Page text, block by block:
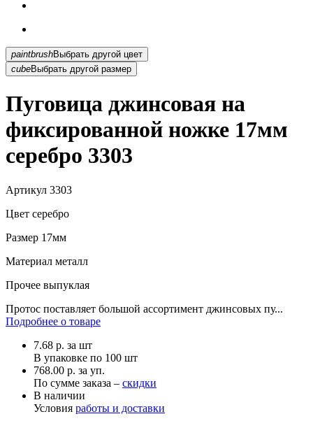
paintbrush
Выбрать другой цвет
cubeВыбрать другой размер
Пуговица джинсовая на
фиксированной ножке 17мм
серебро 3303
Артикул 3303
Цвет серебро
Размер 17мм
Материал металл
Прочее выпуклая
Протос поставляет большой ассортимент джинсовых пу...
Подробнее о товаре
7.68 р. за шт
В упаковке по 100 шт
768.00 р. за уп.
По сумме заказа – скидки
В наличии
Условия работы и доставки